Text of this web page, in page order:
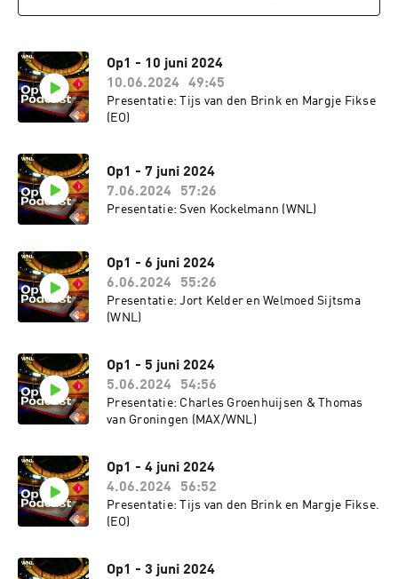
Op1 - 10 juni 2024
10.06.2024
49:45
Presentatie: Tijs van den Brink en Margje Fikse
(EO)
Op1 - 7 juni 2024
7.06.2024
57:26
Presentatie: Sven Kockelmann (WNL)
Op1 - 6 juni 2024
6.06.2024
55:26
Presentatie: Jort Kelder en Welmoed Sijtsma
(WNL)
Op1 - 5 juni 2024
5.06.2024
54:56
Presentatie: Charles Groenhuijsen & Thomas
van Groningen (MAX/WNL)
Op1 - 4 juni 2024
4.06.2024
56:52
Presentatie: Tijs van den Brink en Margje Fikse.
(EO)
Op1 - 3 juni 2024